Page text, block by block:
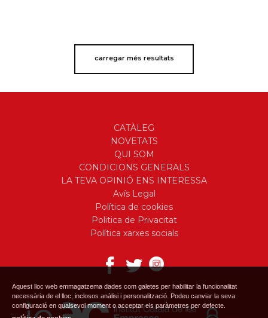
carregar més resultats
CATÀLEG
NOVETATS
QUI SOM
CONDICIONS GENERALS
LA TEVA OPINIÓ ENS INTERESSA
Avís Legal
Política de cookies
Politica de Privacitat
Política xarxes socials
Aquest lloc web emmagatzema dades com galetes per habilitar la funcionalitat
necessària de el lloc, inclosos anàlisi i personalització. Podeu canviar la seva
configuració en qualsevol moment o acceptar els paràmetres per defecte.